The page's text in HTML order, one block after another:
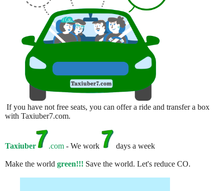
If you have not free seats, you can offer a ride and transfer a box
with Taxiuber7.com.
Taxiuber .com - We work days a week
Make the world green!!! Save the world. Let's reduce CO.